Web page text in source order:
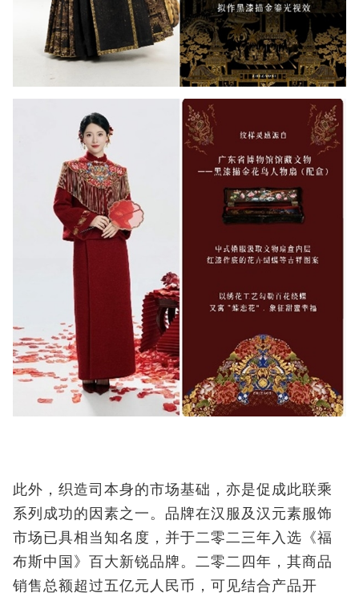
此外，织造司本身的市场基础，亦是促成此联乘
系列成功的因素之一。品牌在汉服及汉元素服饰
市场已具相当知名度，并于二零二三年入选《福
布斯中国》百大新锐品牌。二零二四年，其商品
销售总额超过五亿元人民币，可见结合产品开